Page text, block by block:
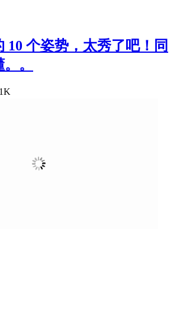
10 个姿势，太秀了吧！同
。